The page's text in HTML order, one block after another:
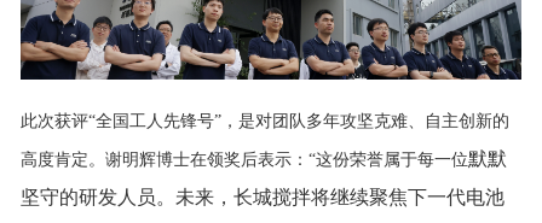
此次获评“全国工人先锋号”，是对团队多年攻坚克难、自主创新的
高度肯定。谢明辉博士在领奖后表示：“这份荣誉属于每一位默默
坚守的研发人员。未来， 长城搅拌将继续聚焦下一代电池